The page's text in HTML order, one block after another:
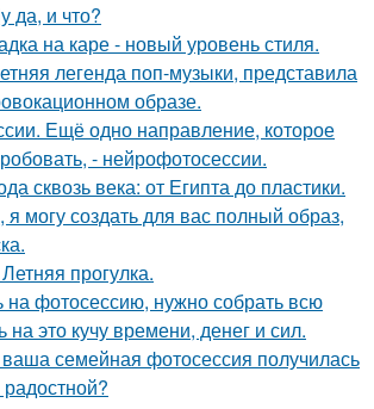
да, и что?
на каре - новый уровень стиля.
легенда поп-музыки, представила
образе.
Ещё одно направление, которое
- нейрофотосессии.
сквозь века: от Египта до пластики.
могу создать для вас полный образ,
прогулка.
на фотосессию, нужно собрать всю
на это кучу времени, денег и сил.
семейная фотосессия получилась